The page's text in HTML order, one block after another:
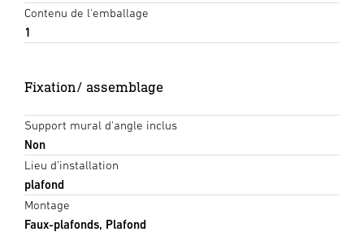
Contenu de l'emballage
1
Fixation/ assemblage
Support mural d'angle inclus
Non
Lieu d'installation
plafond
Montage
Faux-plafonds, Plafond